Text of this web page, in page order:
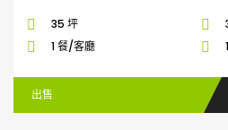
35 坪
1 餐/客廳
出售